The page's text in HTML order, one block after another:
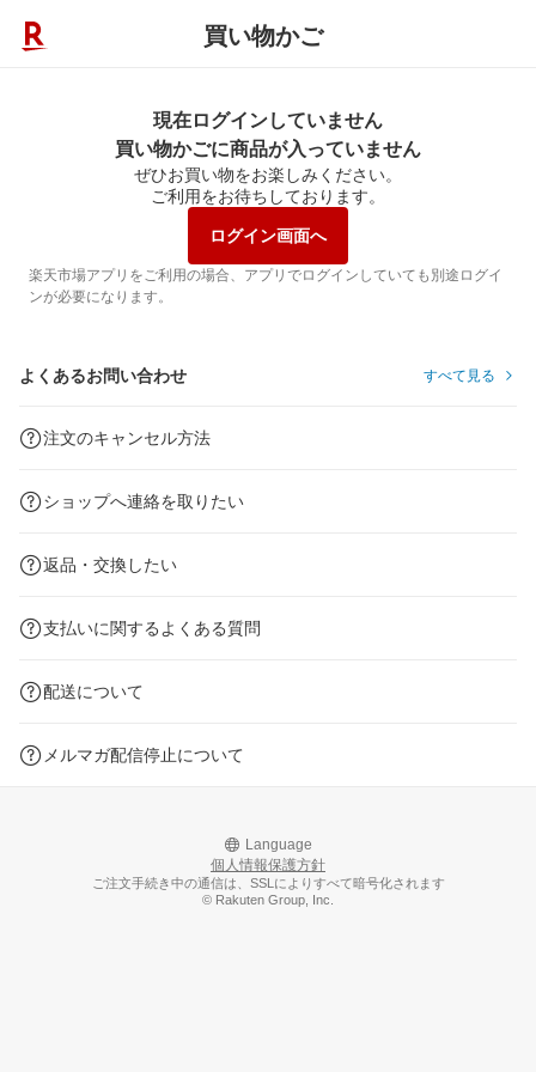
買い物かご
現在ログインしていません
買い物かごに商品が入っていません
ぜひお買い物をお楽しみください。
ご利用をお待ちしております。
ログイン画面へ
楽天市場アプリをご利用の場合、アプリでログインしていても別途ログイ
ンが必要になります。
よくあるお問い合わせ すべて見る
注文のキャンセル方法
ショップへ連絡を取りたい
返品・交換したい
支払いに関するよくある質問
配送について
メルマガ配信停止について
Language
個人情報保護方針
ご注文手続き中の通信は、SSLによりすべて暗号化されます
© Rakuten Group, Inc.